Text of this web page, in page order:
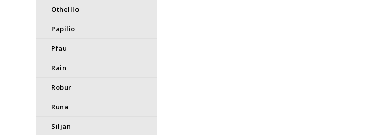
Othelllo
Papilio
Pfau
Rain
Robur
Runa
Siljan